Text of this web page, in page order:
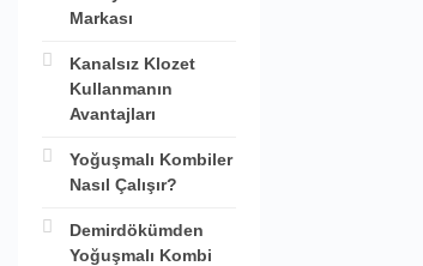
Markası
Kanalsız Klozet
Kullanmanın
Avantajları
Yoğuşmalı Kombiler
Nasıl Çalışır?
Demirdökümden
Yoğuşmalı Kombi